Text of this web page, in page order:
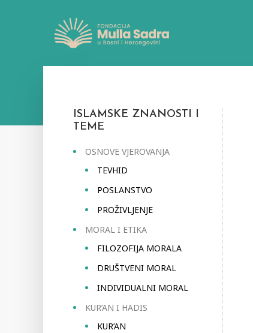
ISLAMSKE ZNANOSTI I
TEME
OSNOVE VJEROVANJA
TEVHID
POSLANSTVO
PROŽIVLJENJE
MORAL I ETIKA
FILOZOFIJA MORALA
DRUŠTVENI MORAL
INDIVIDUALNI MORAL
KUR’AN I HADIS
KUR’AN